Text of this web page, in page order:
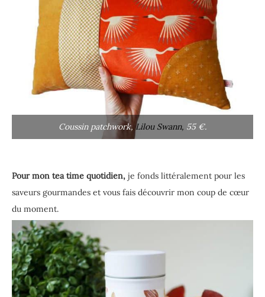
Coussin patchwork, Lilou Swann, 55 €.
Pour mon tea time quotidien, je fonds littéralement pour les
saveurs gourmandes et vous fais découvrir mon coup de cœur
du moment.